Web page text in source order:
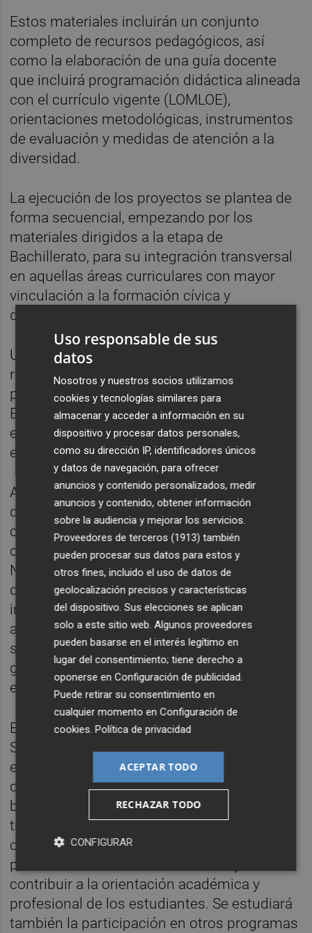
Estos materiales incluirán un conjunto
completo de recursos pedagógicos, así
como la elaboración de una guía docente
que incluirá programación didáctica alineada
con el currículo vigente (LOMLOE),
orientaciones metodológicas, instrumentos
de evaluación y medidas de atención a la
diversidad.
La ejecución de los proyectos se plantea de
forma secuencial, empezando por los
materiales dirigidos a la etapa de
Bachillerato, para su integración transversal
en aquellas áreas curriculares con mayor
vinculación a la formación cívica y
democrática.
Una vez finalizada esta fase y evaluados sus
resultados, se ejecutará el segundo
proyecto, destinado al tercer ciclo de
Educación Primaria y a la ESO, estructurado
en tres paquetes diferenciados por nivel
educativo.
Asimismo, se ha acordado la organización
de debates estudiantiles en colaboración
con entidades como UNICEF, que, en su
condición de agencia del sistema de
Naciones Unidas, integra y coordina a
diversas organizaciones sectoriales. Estas
iniciativas se diseñarán prestando especial
atención a la inclusión y participación de los
sectores más desfavorecidos, con el fin de
garantizar un acceso equitativo y plural a
este tipo de actividades formativas.
Entre las acciones dirigidas a la Educación
Secundaria, el Congreso propone participar
en el programa 4º ESO + Empresa, iniciativa
que permite realizar estancias educativas
breves en empresas e instituciones (entre
tres y cinco días consecutivos), con el
objetivo de acercar la institución
parlamentaria al ámbito educativo y
contribuir a la orientación académica y
profesional de los estudiantes. Se estudiará
también la participación en otros programas
Uso responsable de sus
datos
Nosotros y nuestros socios utilizamos
cookies y tecnologías similares para
almacenar y acceder a información en su
dispositivo y procesar datos personales,
como su dirección IP, identificadores únicos
y datos de navegación, para ofrecer
anuncios y contenido personalizados, medir
anuncios y contenido, obtener información
sobre la audiencia y mejorar los servicios.
Proveedores de terceros (1913) también
pueden procesar sus datos para estos y
otros fines, incluido el uso de datos de
geolocalización precisos y características
del dispositivo. Sus elecciones se aplican
solo a este sitio web. Algunos proveedores
pueden basarse en el interés legítimo en
lugar del consentimiento; tiene derecho a
oponerse enConfiguración de publicidad.
Puede retirar su consentimiento en
cualquier momento enConfiguración de
cookies.Política de privacidad
ACEPTAR TODO
RECHAZAR TODO
CONFIGURAR